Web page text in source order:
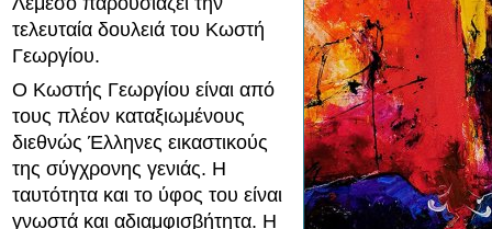
τελευταία δουλειά του Κωστή
Γεωργίου.
Ο Κωστής Γεωργίου είναι από
τους πλέον καταξιωμένους
διεθνώς Έλληνες εικαστικούς
της σύγχρονης γενιάς. Η
ταυτότητα και το ύφος του είναι
γνωστά και αδιαμφισβήτητα. Η